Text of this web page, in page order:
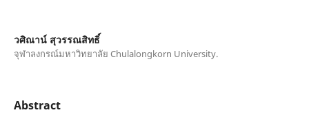
วศิณาน์ สุวรรณสิทธิ์
จุฬาลงกรณ์มหาวิทยาลัย Chulalongkorn University.
Abstract